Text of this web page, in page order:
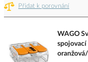
Přidat k porovnání
WAGO
spojovací